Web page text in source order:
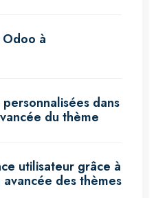
à
dans
du thème
utilisateur grâce à
des thèmes